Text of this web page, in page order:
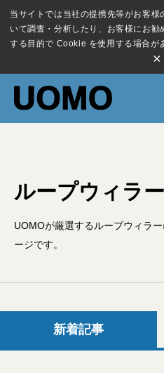
当サイトでは当社の提携先等がお客様
いて調査・分析したり、お客様にお勧
する目的で Cookie を使用する場合が
×
ループウィラ
UOMOが厳選するループウィラ
ージです。
新着記事